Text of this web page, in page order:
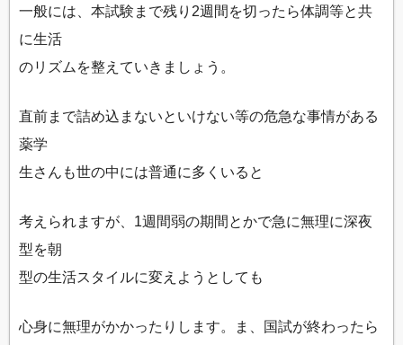
一般には、本試験まで残り2週間を切ったら体調等と共
に生活
のリズムを整えていきましょう。
直前まで詰め込まないといけない等の危急な事情がある
薬学
生さんも世の中には普通に多くいると
考えられますが、1週間弱の期間とかで急に無理に深夜
型を朝
型の生活スタイルに変えようとしても
心身に無理がかかったりします。ま、国試が終わったら